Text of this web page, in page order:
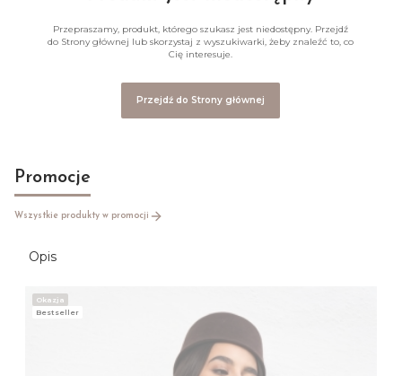
Przepraszamy, produkt, którego szukasz jest niedostępny. Przejdź
do Strony głównej lub skorzystaj z wyszukiwarki, żeby znaleźć to, co
Cię interesuje.
Przejdź do Strony głównej
Promocje
Wszystkie produkty w promocji
Opis
Okazja
Bestseller